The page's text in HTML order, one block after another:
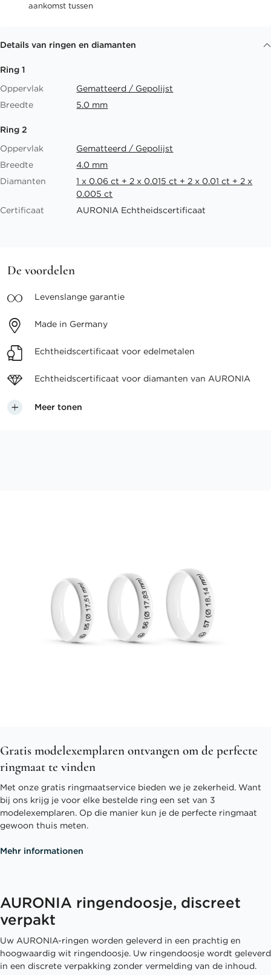
aankomst tussen
Details van ringen en diamanten
Ring 1
Oppervlak
Gematteerd / Gepolijst
Breedte
5.0 mm
Ring 2
Oppervlak
Gematteerd / Gepolijst
Breedte
4.0 mm
Diamanten
1 x 0.06 ct + 2 x 0.015 ct + 2 x 0.01 ct + 2 x
0.005 ct
Certificaat
AURONIA Echtheidscertificaat
De voordelen
Levenslange garantie
Made in Germany
Echtheidscertificaat voor edelmetalen
Echtheidscertificaat voor diamanten van AURONIA
Meer tonen
Gratis modelexemplaren ontvangen om de perfecte
ringmaat te vinden
Met onze gratis ringmaatservice bieden we je zekerheid. Want
bij ons krijg je voor elke bestelde ring een set van 3
modelexemplaren. Op die manier kun je de perfecte ringmaat
gewoon thuis meten.
Mehr informationen
AURONIA ringendoosje, discreet
verpakt
Uw AURONIA-ringen worden geleverd in een prachtig en
hoogwaardig wit ringendoosje. Uw ringendoosje wordt geleverd
in een discrete verpakking zonder vermelding van de inhoud.